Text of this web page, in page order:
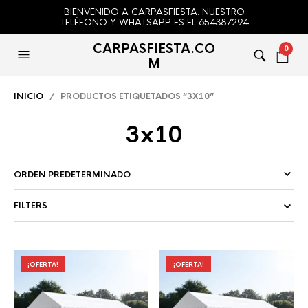
BIENVENIDO A CARPASFIESTA. NUESTRO
TELÉFONO Y WHATSAPP ES EL 654387294
CARPASFIESTA.CO
M
0
INICIO / PRODUCTOS ETIQUETADOS “3X10”
3x10
FILTERS
¡OFERTA! ¡OFERTA!